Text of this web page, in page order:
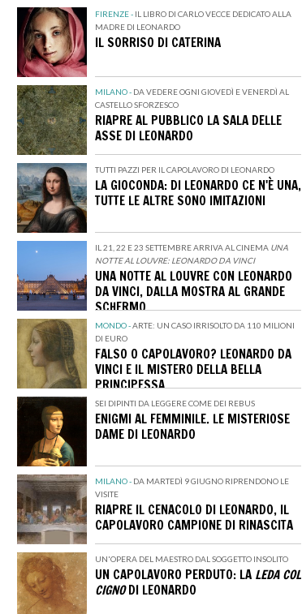
FIRENZE - IL LIBRO DI CARLO VECCE DEDICATO ALLA
MADRE DI LEONARDO
IL SORRISO DI CATERINA
MILANO - DA VEDERE OGNI GIOVEDÌ E VENERDÌ AL
CASTELLO SFORZESCO
RIAPRE AL PUBBLICO LA SALA DELLE
ASSE DI LEONARDO
TUTTI PAZZI PER IL CAPOLAVORO DI LEONARDO
LA GIOCONDA: DI LEONARDO CE N'È UNA,
TUTTE LE ALTRE SONO IMITAZIONI
IL 21, 22 E 23 SETTEMBRE ARRIVA AL CINEMA UNA
NOTTE AL LOUVRE: LEONARDO DA VINCI
UNA NOTTE AL LOUVRE CON LEONARDO
DA VINCI, DALLA MOSTRA AL GRANDE
SCHERMO
MONDO -ARTE: UN CASO IRRISOLTO DA 110 MILIONI
DI EURO
FALSO O CAPOLAVORO? LEONARDO DA
VINCI E IL MISTERO DELLA BELLA
PRINCIPESSA
SEI DIPINTI DA LEGGERE COME DEI REBUS
ENIGMI AL FEMMINILE. LE MISTERIOSE
DAME DI LEONARDO
MILANO - DA MARTEDÌ 9 GIUGNO RIPRENDONO LE
VISITE
RIAPRE IL CENACOLO DI LEONARDO, IL
CAPOLAVORO CAMPIONE DI RINASCITA
UN'OPERA DEL MAESTRO DAL SOGGETTO INSOLITO
UN CAPOLAVORO PERDUTO: LA LEDA COL
CIGNODI LEONARDO